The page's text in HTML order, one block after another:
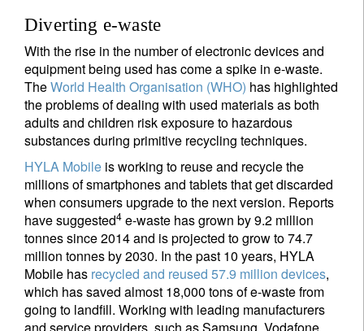
Diverting e-waste
With the rise in the number of electronic devices and
equipment being used has come a spike in e-waste.
TheWorld Health Organisation (WHO) has highlighted
the problems of dealing with used materials as both
adults and children risk exposure to hazardous
substances during primitive recycling techniques.
HYLA Mobile is working to reuse and recycle the
millions of smartphones and tablets that get discarded
when consumers upgrade to the next version. Reports
have suggested4 e-waste has grown by 9.2 million
tonnes since 2014 and is projected to grow to 74.7
million tonnes by 2030. In the past 10 years, HYLA
Mobile has recycled and reused 57.9 million devices,
which has saved almost 18,000 tons of e-waste from
going to landfill. Working with leading manufacturers